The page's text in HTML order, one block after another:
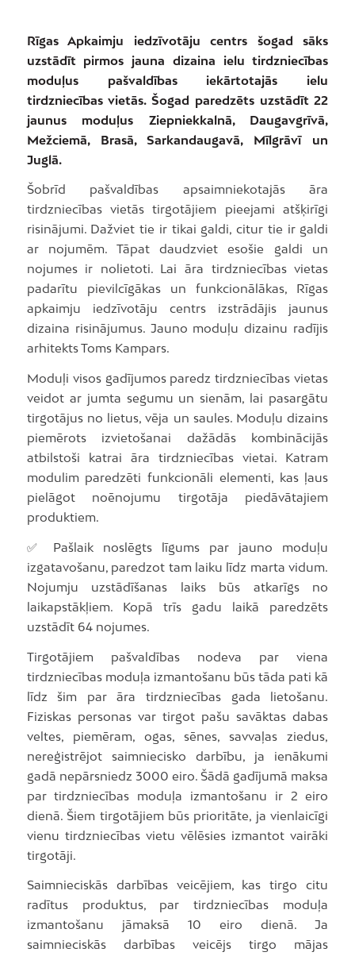
Rīgas Apkaimju iedzīvotāju centrs šogad sāks
uzstādīt pirmos jauna dizaina ielu tirdzniecības
moduļus pašvaldības iekārtotajās ielu
tirdzniecības vietās. Šogad paredzēts uzstādīt 22
jaunus moduļus Ziepniekkalnā, Daugavgrīvā,
Mežciemā, Brasā, Sarkandaugavā, Mīlgrāvī un
Juglā.
Šobrīd pašvaldības apsaimniekotajās āra
tirdzniecības vietās tirgotājiem pieejami atšķirīgi
risinājumi. Dažviet tie ir tikai galdi, citur tie ir galdi
ar nojumēm. Tāpat daudzviet esošie galdi un
nojumes ir nolietoti. Lai āra tirdzniecības vietas
padarītu pievilcīgākas un funkcionālākas, Rīgas
apkaimju iedzīvotāju centrs izstrādājis jaunus
dizaina risinājumus. Jauno moduļu dizainu radījis
arhitekts Toms Kampars.
Moduļi visos gadījumos paredz tirdzniecības vietas
veidot ar jumta segumu un sienām, lai pasargātu
tirgotājus no lietus, vēja un saules. Moduļu dizains
piemērots izvietošanai dažādās kombinācijās
atbilstoši katrai āra tirdzniecības vietai. Katram
modulim paredzēti funkcionāli elementi, kas ļaus
pielāgot noēnojumu tirgotāja piedāvātajiem
produktiem.
✅ Pašlaik noslēgts līgums par jauno moduļu
izgatavošanu, paredzot tam laiku līdz marta vidum.
Nojumju uzstādīšanas laiks būs atkarīgs no
laikapstākļiem. Kopā trīs gadu laikā paredzēts
uzstādīt 64 nojumes.
Tirgotājiem pašvaldības nodeva par viena
tirdzniecības moduļa izmantošanu būs tāda pati kā
līdz šim par āra tirdzniecības gada lietošanu.
Fiziskas personas var tirgot pašu savāktas dabas
veltes, piemēram, ogas, sēnes, savvaļas ziedus,
nereģistrējot saimniecisko darbību, ja ienākumi
gadā nepārsniedz 3000 eiro. Šādā gadījumā maksa
par tirdzniecības moduļa izmantošanu ir 2 eiro
dienā. Šiem tirgotājiem būs prioritāte, ja vienlaicīgi
vienu tirdzniecības vietu vēlēsies izmantot vairāki
tirgotāji.
Saimnieciskās darbības veicējiem, kas tirgo citu
radītus produktus, par tirdzniecības moduļa
izmantošanu jāmaksā 10 eiro dienā. Ja
saimnieciskās darbības veicējs tirgo mājas